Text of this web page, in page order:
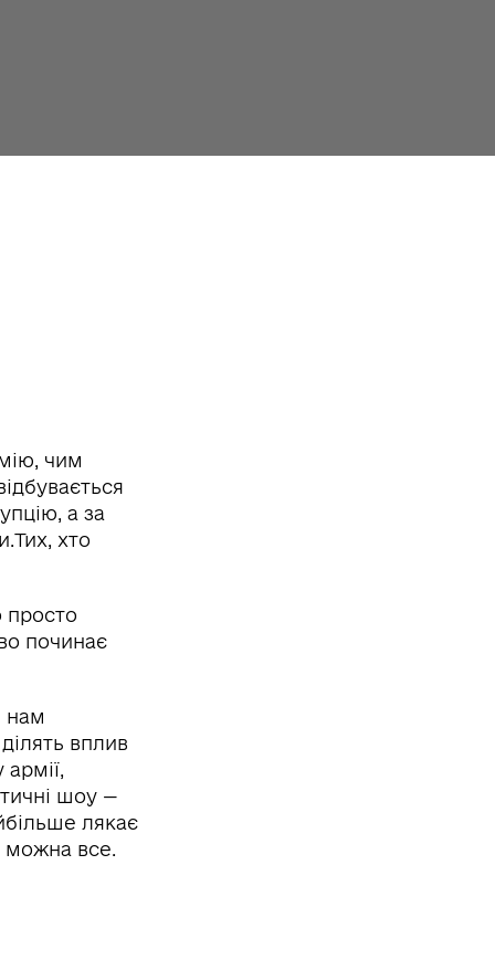
чим
а за
хто
просто
починає
нам
вплив
шоу —
лякає
можна все.